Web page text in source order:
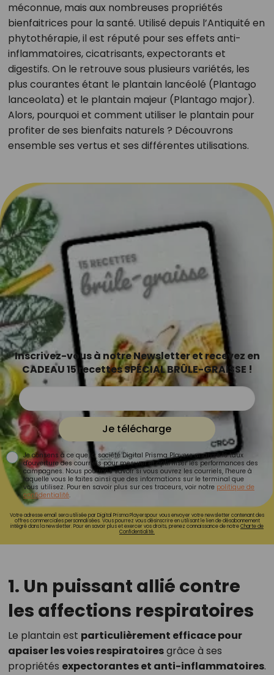
méconnue, mais aux nombreuses propriétés
bienfaitrices pour la santé. Utilisé depuis l’Antiquité en
phytothérapie, il est réputé pour ses effets anti-
inflammatoires, cicatrisants, expectorants et
digestifs. On le retrouve sous plusieurs variétés, les
plus courantes étant le plantain lancéolé (Plantago
lanceolata) et le plantain majeur (Plantago major).
Alors, pourquoi et comment utiliser le plantain pour
profiter de ses bienfaits naturels ? Découvrons
ensemble ses vertus et ses différentes utilisations.
Inscrivez-vous à notre Newsletter et recevez en
CADEAU 15 recettes SPÉCIAL BRÛLE-GRAISSE !
Je télécharge
Je consens à ce que la société Digital Prisma Players analyse le taux
d'ouverture des courriels pour mesurer et optimiser les performances des
campagnes. Nous pourrons savoir si vous ouvrez les courriels, l'heure à
laquelle vous le faites ainsi que des informations sur le terminal que
vous utilisez. Pour en savoir plus sur ces traceurs, voir notre politique de
confidentialité.
Votre adresse email sera utilisée par Digital Prisma Playerspour vous envoyer votre newsletter contenant des
offres commerciales personnalisées. Vous pourrez vous désinscrire en utilisant le lien de désabonnement
intégré dans la newsletter. Pour en savoir plus et exercer vos droits, prenez connaissance de notreCharte de
Confidentialité.
1. Un puissant allié contre
les affections respiratoires
Le plantain est particulièrement efficace pour
apaiser les voies respiratoiresgrâce à ses
propriétés expectorantes et anti-inflammatoires.